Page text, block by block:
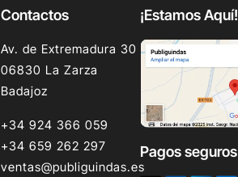
Contactos
Av. de Extremadura 30
06830 La Zarza
Badajoz
+34 924 366 059
+34 659 262 297
ventas@publiguindas.es
¡Estamos Aquí!
Pagos seguros